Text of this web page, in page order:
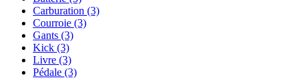
Carburation (3)
Courroie (3)
Gants (3)
Kick (3)
Livre (3)
Pédale (3)